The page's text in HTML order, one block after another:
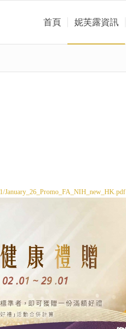
首頁 妮芙露資訊
January_26_Promo_FA_NIH_new_HK.pdf